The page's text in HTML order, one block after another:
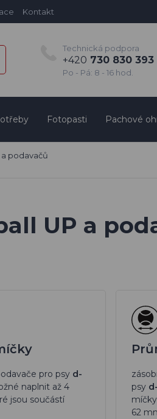
Kontakt
Technická podpora
+420 730 830 393
Po - Pá: 8 - 16 hod.
Fotopasti Pachové
podavačů
UP a
pro psy d-
naplnit až 4
jsou součástí
psy
62